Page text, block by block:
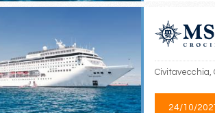
Civitavecchia,
24/10/